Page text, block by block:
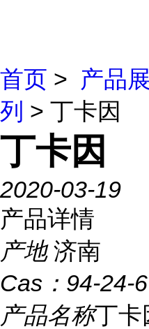
首页 > 产品
列 > 丁卡因
丁卡因
2020-03-19
产品详情
产地 济南
Cas： 94-24-6
产品名称丁卡